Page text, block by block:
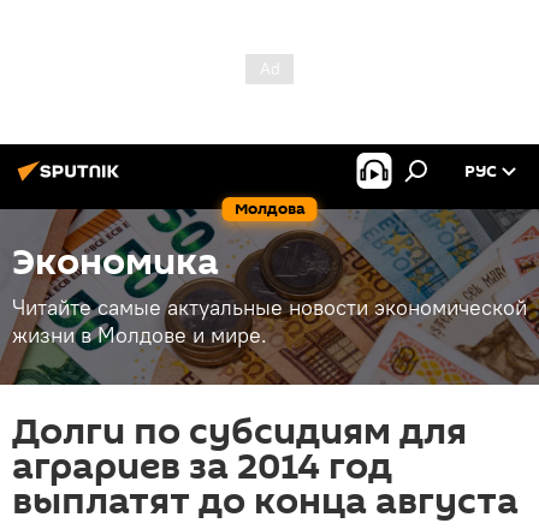
Молдова
РУС
Экономика
Читайте самые актуальные новости экономической
жизни в Молдове и мире.
Долги по субсидиям для
аграриев за 2014 год
выплатят до конца августа